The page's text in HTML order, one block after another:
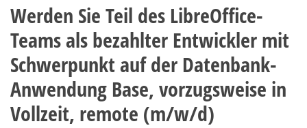
Werden Sie Teil des LibreOffice-
Teams als bezahlter Entwickler mit
Schwerpunkt auf der Datenbank-
Anwendung Base, vorzugsweise in
Vollzeit, remote (m/w/d)